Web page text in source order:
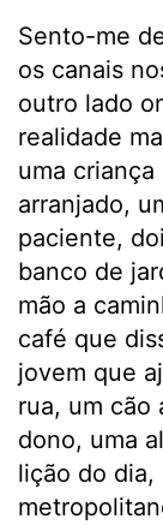
Sento-me
os canais
outro lado
realidade
uma
arranjado,
paciente,
banco de
mão a
café que
jovem que
rua, um cão
dono, uma
lição do dia,